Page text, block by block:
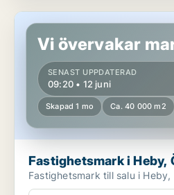
Fastighetsmark i Heby, Östervåla
Vi övervakar
SENAST UPPDATERAD
09:20 • 12 juni
Skapad 1 mo Ca. 40 000 m2
Fastighetsmark i Heby,
Fastighetsmark till salu i Heby,